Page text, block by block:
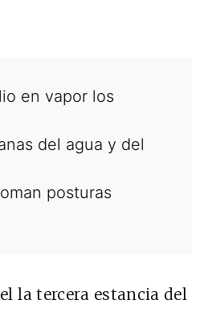
en vapor los
del agua y del
posturas
la tercera estancia del